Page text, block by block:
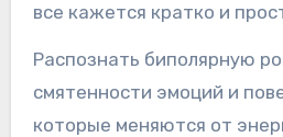
все кажется кратко и
Распознать биполярную
смятенности эмоций и
которые меняются от